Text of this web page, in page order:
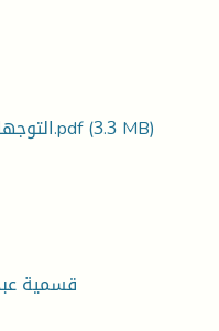
التوجهات-الجديد-للنظام-العام-في-الجزائر.pdf(3.3 MB)
قسمية